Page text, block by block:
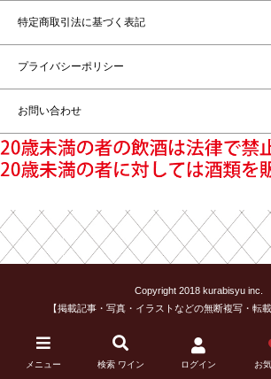
特定商取引法に基づく表記
プライバシーポリシー
お問い合わせ
Copyright 2018 kurabisyu inc.
【掲載記事・写真・イラストなどの無断複写・転
メニュー 検索 ワイン ログイン お